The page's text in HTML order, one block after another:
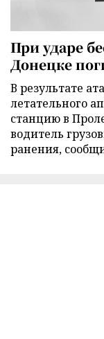
При ударе
Донецке
В результате
летательного
станцию в
водитель
ранения,